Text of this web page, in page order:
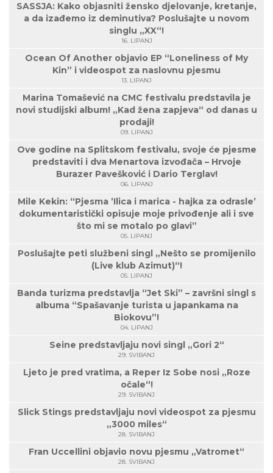
SASSJA: Kako objasniti žensko djelovanje, kretanje,
a da izađemo iz deminutiva? Poslušajte u novom
singlu „XX“!
16. LIPANJ
Ocean Of Another objavio EP “Loneliness of My
Kin” i videospot za naslovnu pjesmu
13. LIPANJ
Marina Tomašević na CMC festivalu predstavila je
novi studijski album! „Kad žena zapjeva“ od danas u
prodaji!
09. LIPANJ
Ove godine na Splitskom festivalu, svoje će pjesme
predstaviti i dva Menartova izvođača – Hrvoje
Burazer Pavešković i Dario Terglav!
06. LIPANJ
Mile Kekin: “Pjesma ’Ilica i marica - hajka za odrasle’
dokumentaristički opisuje moje privođenje ali i sve
što mi se motalo po glavi”
05. LIPANJ
Poslušajte peti službeni singl „Nešto se promijenilo
(Live klub Azimut)“!
05. LIPANJ
Banda turizma predstavlja “Jet Ski” – završni singl s
albuma “Spašavanje turista u japankama na
Biokovu”!
04. LIPANJ
Seine predstavljaju novi singl „Gori 2“
29. SVIBANJ
Ljeto je pred vratima, a Reper Iz Sobe nosi „Roze
očale“!
29. SVIBANJ
Slick Stings predstavljaju novi videospot za pjesmu
„3000 miles“
28. SVIBANJ
Fran Uccellini objavio novu pjesmu „Vatromet“
28. SVIBANJ